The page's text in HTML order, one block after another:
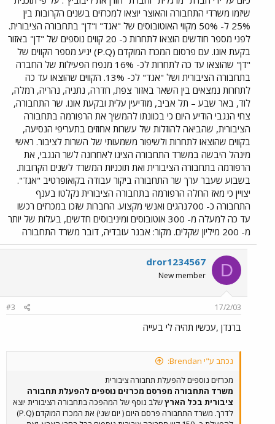
שיזמו משרדי התחבורה והאוצר יוצאו למכרזים בשנים הקרובות בין
25% ל- 50% מקווי האוטובוסים של "אגד" ו"דן" בתחבורה הציבורית.
לפני מספר חודשים הוצאו לתחרות כ- 20 קווים נוספים של "דן" באזור
בקעת אונו. עם פרסום המכרז המוקדם (P.Q) יגיע מספר הקווים של
"דן" שהוצאו עד כה לתחרות לכ- 16% מנפח הפעילות של החברה
בתחבורה הציבורית ושל "אגד" לכ- 13%. הקווים שהוצאו עד כה
לתחרות נמצאים בין השאר באזור צפת, חדרה, נתניה, נהריה, רמלה,
לוד, באר שבע – תל אביב, מודיעין עלית ובקעת אונו. שר התחבורה,
צחי הנגבי הודיע היום כי בכוונתו להמשיך את הרפורמה בתחבורה
הציבורית, שהביאה להוזלות של עשרות אחוזים בתעריפי הנסיעה,
בקווים שהוצאו לתחרות ולשיפור משמעותי של השרות לציבור. ראשי
מינהל היבשה במשרד התחבורה הציגו לאחרונה לשר הנגבי, את
הרפורמה בתחבורה הציבורית ואת תוכניות המשרד לשנים הקרובות.
בשבוע שעבר ערך שר התחבורה ביקור עבודה בקואופרטיב "אגד".
יצויין כי מאז החלה הרפורמה בתחבורה הציבורית נקלטו בענף
התחבורה כ- 700נהגים ואנשי מקצוע. החברות שזכו במכרזים רכשו
עד כה למעלה מ- 300 אוטובוסים ומיניבוסים חדשים, בעלות של יותר
מ- 200 מיליון שקלים. מקור: אבנר עובדיה, דובר משרד התחבורה
D
dror1234567
New member
17/2/03
#3
ברנדן ,עכשיו תהיה לי בעייה
נכתב ע"י Brendan:
מכרזים נוספים להפעלת תחבורה ציבורית
משרד התחבורה מפרסם מכרזים נוספים להפעלת תחבורה
ציבורית בכל הארץשלב נוסף של המהפכה בתחבורה הציבורית יוצא
לדרך. משרד התחבורה פרסם היום ( יום שני) את המכרז המוקדם (P.Q)